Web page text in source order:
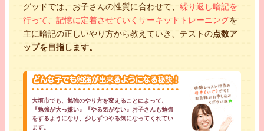
グッドでは、お子さんの性質に合わせて、 繰り返し暗記を
行って、記憶に定着させていくサーキットトレーニングを
主に暗記の正しいやり方から教えていき、テストの点数ア
ップを目指します。
大垣市でも、勉強のやり方を変えることによって、
『勉強が大っ嫌い』『やる気がない』お子さんも勉強
をするようになり、少しずつやる気になってくれてい
ます。